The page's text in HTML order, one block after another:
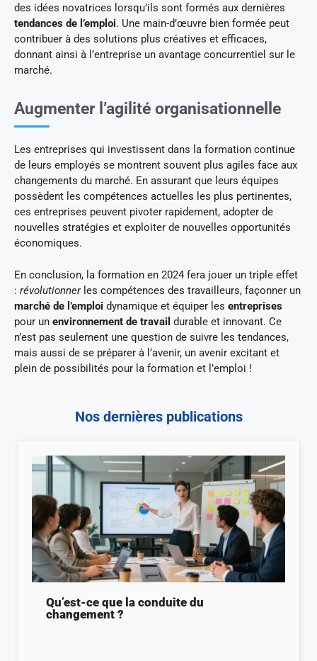
des idées novatrices lorsqu’ils sont formés aux dernières
tendances de l’emploi. Une main-d’œuvre bien formée peut
contribuer à des solutions plus créatives et efficaces,
donnant ainsi à l’entreprise un avantage concurrentiel sur le
marché.
Augmenter l’agilité organisationnelle
Les entreprises qui investissent dans la formation continue
de leurs employés se montrent souvent plus agiles face aux
changements du marché. En assurant que leurs équipes
possèdent les compétences actuelles les plus pertinentes,
ces entreprises peuvent pivoter rapidement, adopter de
nouvelles stratégies et exploiter de nouvelles opportunités
économiques.
En conclusion, la formation en 2024 fera jouer un triple effet
: révolutionnerles compétences des travailleurs, façonner un
marché de l’emploi dynamique et équiper les entreprises
pour un environnement de travail durable et innovant. Ce
n’est pas seulement une question de suivre les tendances,
mais aussi de se préparer à l’avenir, un avenir excitant et
plein de possibilités pour la formation et l’emploi !
Nos dernières publications
Qu’est-ce que la conduite du
changement ?